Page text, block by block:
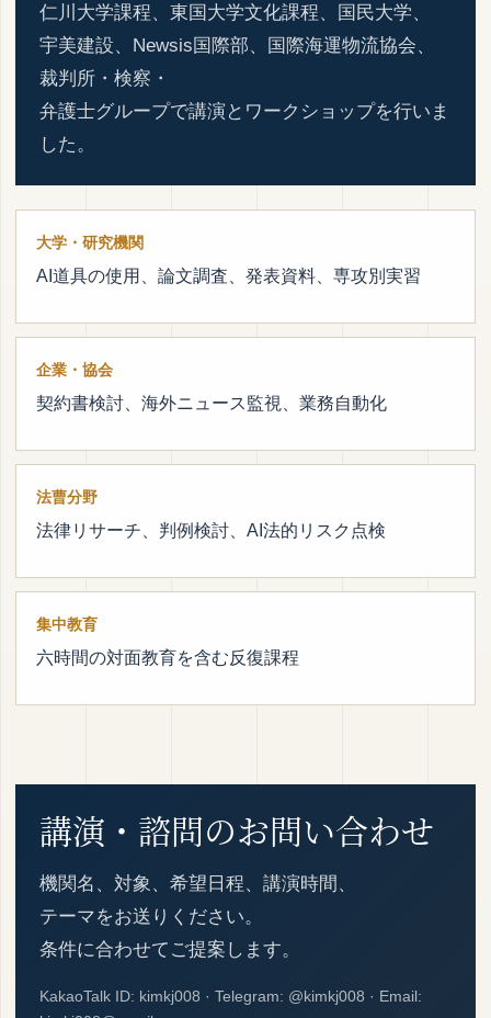
仁川大学課程、東国大学文化課程、国民大学、
宇美建設、Newsis国際部、国際海運物流協会、
裁判所・検察・
弁護士グループで講演とワークショップを行いま
した。
大学・研究機関
AI道具の使用、論文調査、発表資料、専攻別実習
企業・協会
契約書検討、海外ニュース監視、業務自動化
法曹分野
法律リサーチ、判例検討、AI法的リスク点検
集中教育
六時間の対面教育を含む反復課程
講演・諮問のお問い合わせ
機関名、対象、希望日程、講演時間、
テーマをお送りください。
条件に合わせてご提案します。
KakaoTalk ID: kimkj008 · Telegram: @kimkj008 · Email: